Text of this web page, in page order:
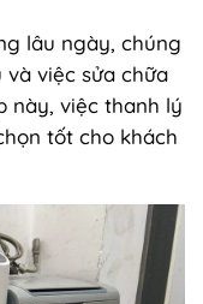
lâu ngày, chúng
việc sửa chữa
này, việc thanh lý
tốt cho khách